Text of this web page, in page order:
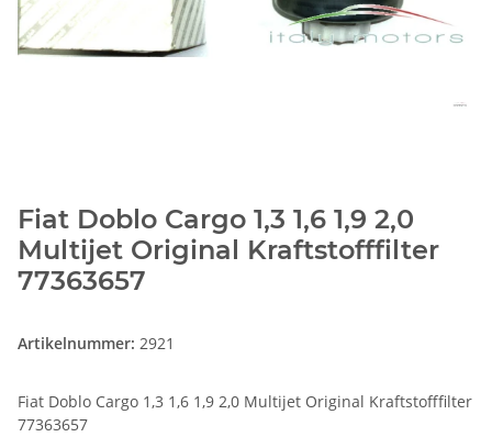
Fiat Doblo Cargo 1,3 1,6 1,9 2,0
Multijet Original Kraftstofffilter
77363657
Artikelnummer: 2921
Fiat Doblo Cargo 1,3 1,6 1,9 2,0 Multijet Original Kraftstofffilter
77363657